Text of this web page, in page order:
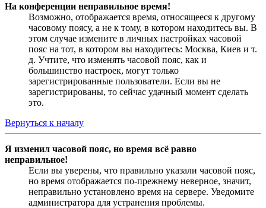
На конференции неправильное время!
Возможно, отображается время, относящееся к другому
часовому поясу, а не к тому, в котором находитесь вы. В
этом случае измените в личных настройках часовой
пояс на тот, в котором вы находитесь: Москва, Киев и т.
д. Учтите, что изменять часовой пояс, как и
большинство настроек, могут только
зарегистрированные пользователи. Если вы не
зарегистрированы, то сейчас удачный момент сделать
это.
Вернуться к началу
Я изменил часовой пояс, но время всё равно
неправильное!
Если вы уверены, что правильно указали часовой пояс,
но время отображается по-прежнему неверное, значит,
неправильно установлено время на сервере. Уведомите
администратора для устранения проблемы.